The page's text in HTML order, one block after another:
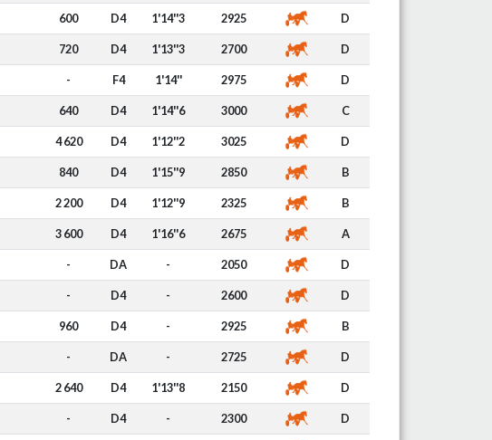
600 D4 1'14''3 2925 D
720 D4 1'13''3 2700 D
- F4 1'14'' 2975 D
640 D4 1'14''6 3000 C
4 620 D4 1'12''2 3025 D
840 D4 1'15''9 2850 B
2 200 D4 1'12''9 2325 B
3 600 D4 1'16''6 2675 A
- DA - 2050 D
- D4 - 2600 D
960 D4 - 2925 B
- DA - 2725 D
2 640 D4 1'13''8 2150 D
- D4 - 2300 D